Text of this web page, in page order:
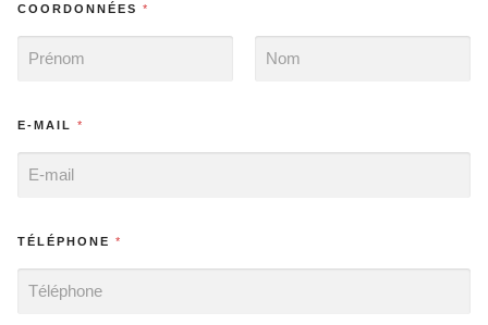
COORDONNÉES *
E-MAIL *
TÉLÉPHONE *